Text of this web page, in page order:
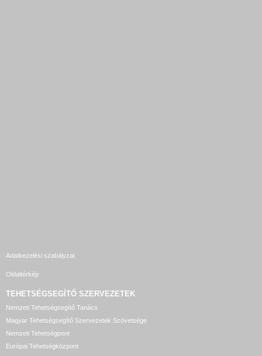
Adatkezelési szabályzat
Oldaltérkép
TEHETSÉGSEGÍTŐ SZERVEZETEK
Nemzeti Tehetségsegítő Tanács
Magyar Tehetségsegítő Szervezetek Szövetsége
Nemzeti Tehetségpont
Európai Tehetségközpont